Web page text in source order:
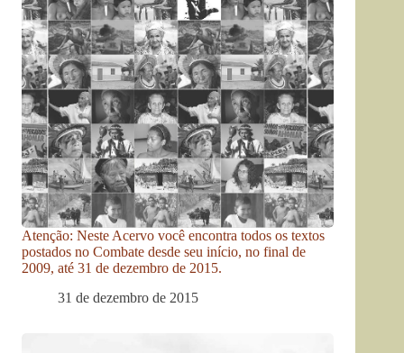
Atenção: Neste Acervo você encontra todos os textos
postados no Combate desde seu início, no final de
2009, até 31 de dezembro de 2015.
31 de dezembro de 2015